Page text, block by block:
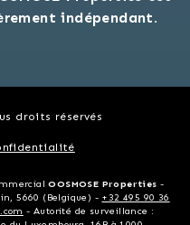
indépendant.
droits réservés
OOSMOSE Properties -
5660 (Belgique) - +32 495 90 36
- Autorité de surveillance :